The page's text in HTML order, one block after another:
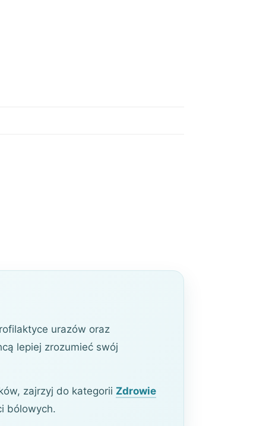
urazów oraz
lepiej zrozumieć swój
zajrzyj do kategorii Zdrowie
bólowych.